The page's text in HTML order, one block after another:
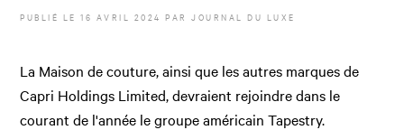
PUBLIÉ LE16 AVRIL 2024 PAR JOURNAL DU LUXE
La Maison de couture, ainsi que les autres marques de
Capri Holdings Limited, devraient rejoindre dans le
courant de l'année le groupe américain Tapestry.